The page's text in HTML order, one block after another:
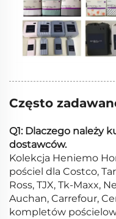
Często
Q1: Dlaczego należy
dostawców.
Kolekcja Heniemo
pościel dla Costco,
Ross, TJX, Tk-Maxx,
Auchan, Carrefour,
kompletów